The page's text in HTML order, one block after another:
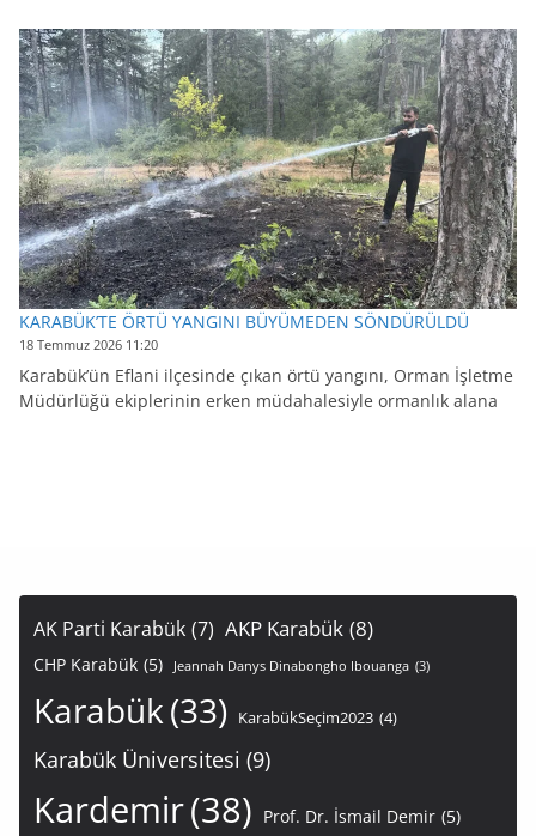
KARABÜK’TE ÖRTÜ YANGINI BÜYÜMEDEN SÖNDÜRÜLDÜ
18 Temmuz 2026 11:20
Karabük’ün Eflani ilçesinde çıkan örtü yangını, Orman İşletme
Müdürlüğü ekiplerinin erken müdahalesiyle ormanlık alana
AK Parti Karabük (7) AKP Karabük (8)
CHP Karabük (5) Jeannah Danys Dinabongho Ibouanga (3)
Karabük(33) KarabükSeçim2023 (4)
Karabük Üniversitesi (9)
Kardemir(38) Prof. Dr. İsmail Demir (5)